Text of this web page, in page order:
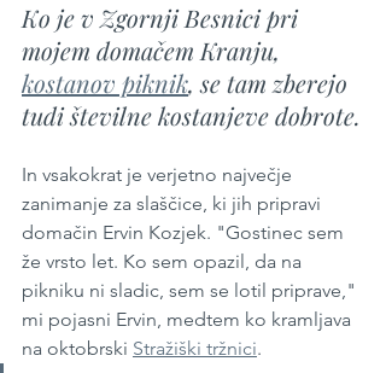
Ko je v Zgornji Besnici pri
mojem domačem Kranju,
kostanov piknik, se tam zberejo
tudi številne kostanjeve dobrote.
In vsakokrat je verjetno največje
zanimanje za slaščice, ki jih pripravi
domačin Ervin Kozjek. "Gostinec sem
že vrsto let. Ko sem opazil, da na
pikniku ni sladic, sem se lotil priprave,"
mi pojasni Ervin, medtem ko kramljava
na oktobrski Stražiški tržnici.